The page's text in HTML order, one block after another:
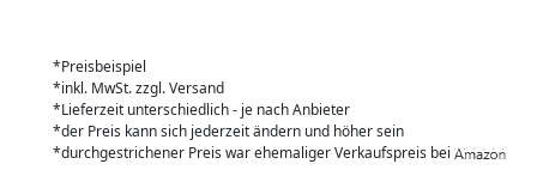
*Preisbeispiel
*inkl. MwSt. zzgl. Versand
*Lieferzeit unterschiedlich - je nach Anbieter
*der Preis kann sich jederzeit ändern und höher sein
*durchgestrichener Preis war ehemaliger Verkaufspreis bei